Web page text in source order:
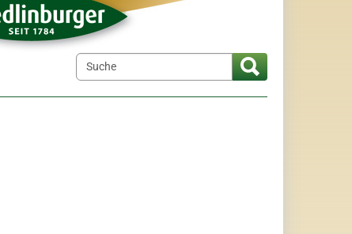
for "Wir über uns"